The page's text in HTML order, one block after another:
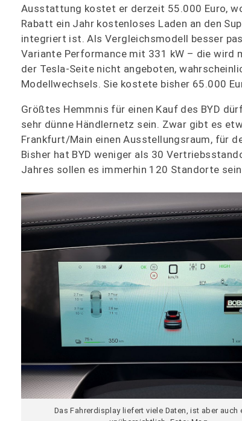
Ausstattung kostet er derzeit 55.000 Euro,
Rabatt ein Jahr kostenloses Laden an den
integriert ist. Als Vergleichsmodell besser
Variante Performance mit 331 kW – die wird
der Tesla-Seite nicht angeboten,
Modellwechsels. Sie kostete bisher 65.000
Größtes Hemmnis für einen Kauf des BYD
sehr dünne Händlernetz sein. Zwar gibt es
Frankfurt/Main einen Ausstellungsraum, für
Bisher hat BYD weniger als 30
Jahres sollen es immerhin 120 Standorte
Das Fahrerdisplay liefert viele Daten, ist aber auch